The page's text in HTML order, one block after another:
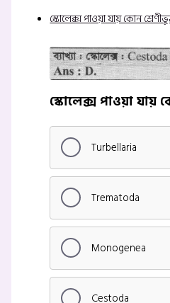
স্কোলেক্স পাওয়া যায় কোন
স্কোলেক্স পাওয়া যায়
Turbellaria
Trematoda
Monogenea
Cestoda